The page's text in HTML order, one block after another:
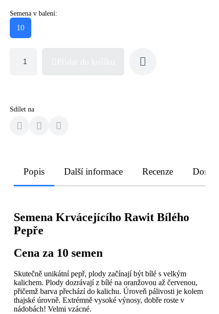
Semena v balení:
10
Sdílet na
Popis Další informace Recenze
Semena Krvácejícího Rawit Bílého
Pepře
Cena za 10 semen
Skutečně unikátní pepř, plody začínají být bílé s velkým
kalichem. Plody dozrávají z bílé na oranžovou až červenou,
přičemž barva přechází do kalichu. Úroveň pálivosti je kolem
thajské úrovně. Extrémně vysoké výnosy, dobře roste v
nádobách! Velmi vzácné.